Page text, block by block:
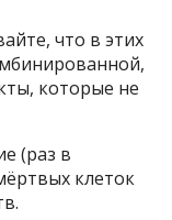
что в этих
которые не
(раз в
клеток